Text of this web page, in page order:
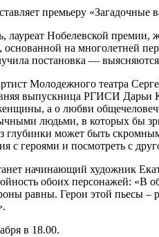
премьеру
лауреат Нобелевской
на многолетней
постановка —
Молодежного театра
выпускница РГИСИ Дарьи
а о любви
людьми, в которых бы
глубинки может быть
с героями и посмотреть с
начинающий художник
обоих персонажей: «В
равны. Герои этой пьесы –
в 18.00.